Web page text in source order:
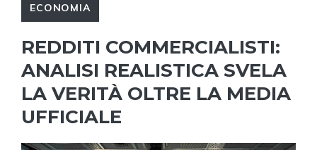
ECONOMIA
REDDITI COMMERCIALISTI:
ANALISI REALISTICA SVELA
LA VERITÀ OLTRE LA MEDIA
UFFICIALE